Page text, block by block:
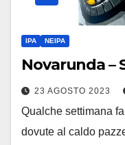
IPA NEIPA
Novarunda –
23 AGOSTO 2023
Qualche settimana
dovute al caldo